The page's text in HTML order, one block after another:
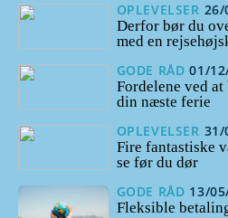
OPLEVELSER 26/
Derfor bør du
med en
GODE RÅD 01/
Fordelene ved
din næste ferie
OPLEVELSER 31/
Fire fantastiske
se før du dør
GODE RÅD 13/
Fleksible